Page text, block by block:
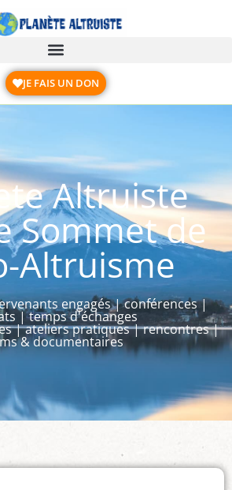
JE FAIS UN DON
Altruiste
Sommet de
Altruisme
engagés | conférences |
| temps d'échanges
| ateliers pratiques | rencontres |
& documentaires